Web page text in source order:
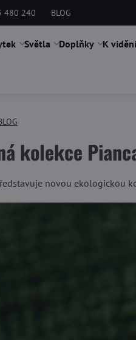
480 240 BLOG
Světla Doplňky K
kolekce
novou ekologickou